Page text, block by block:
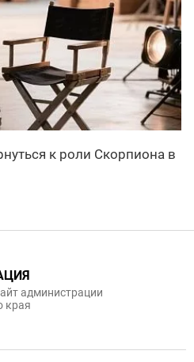
к роли Скорпиона в
администрации
края